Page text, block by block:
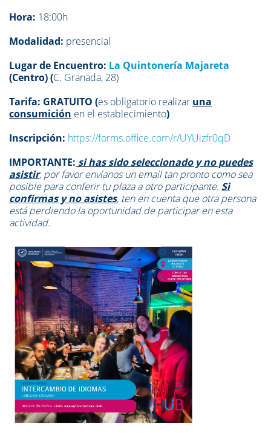
Hora: 18:00h
Modalidad: presencial
Lugar de Encuentro: La Quintonería Majareta
(Centro) (C. Granada, 28)
Tarifa: GRATUITO (es obligatorio realizar una
consumición en el establecimiento)
Inscripción: https://forms.office.com/r/UYUizfr0qD
IMPORTANTE: si has sido seleccionado y no puedes
asistir, por favor envíanos un email tan pronto como sea
posible para conferir tu plaza a otro participante. Si
confirmas y no asistes, ten en cuenta que otra persona
está perdiendo la oportunidad de participar en esta
actividad.